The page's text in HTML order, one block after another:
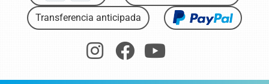
Transferencia anticipada